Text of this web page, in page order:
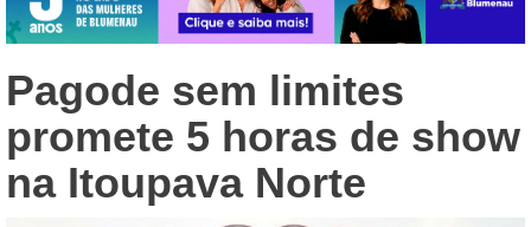
Pagode sem limites
promete 5 horas de show
na Itoupava Norte